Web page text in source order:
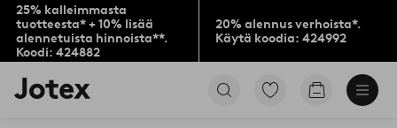
25% kalleimmasta
tuotteesta* + 10% lisää
alennetuista hinnoista**.
Koodi: 424882
20% alennus verhoista*.
Käytä koodia: 424992
Jotex-
logo
Siirry
Siirry